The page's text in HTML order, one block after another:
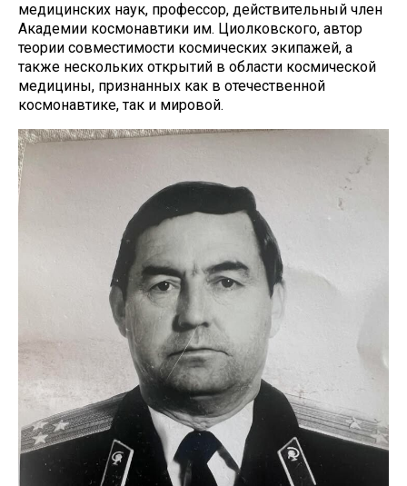
медицинских наук, профессор, действительный член
Академии космонавтики им. Циолковского, автор
теории совместимости космических экипажей, а
также нескольких открытий в области космической
медицины, признанных как в отечественной
космонавтике, так и мировой.